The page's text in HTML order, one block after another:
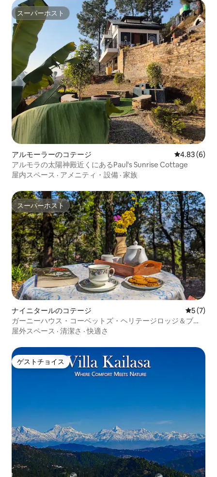
スーパーホスト
スーパーホスト
アルモーラーのコテージ レビュー6
4.83 (6)
アルモラの太陽神殿近くにあるPaul's Sunrise Cottage
屋内スペース · アメニティ・設備 · 家族
スーパーホスト
スーパーホスト
ナイニタールのコテージ レビュー
5 (7)
ガーニーハウス・コーベットズ・ヘリテージロッジ＆ブレ
ックファスト
屋外スペース · 清潔さ ·快適さ
ゲストチョイス
ゲストチョイス